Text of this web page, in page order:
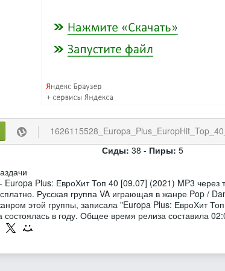
Сиды: 38 - Пиры: 5
Europa Plus: ЕвроХит Топ 40 [09.07] (2021) MP3 через
Русская группа VA играющая в жанре Pop /
этой группы, записала "Europa Plus: ЕвроХит
состоялась в году. Общее время релиза составила